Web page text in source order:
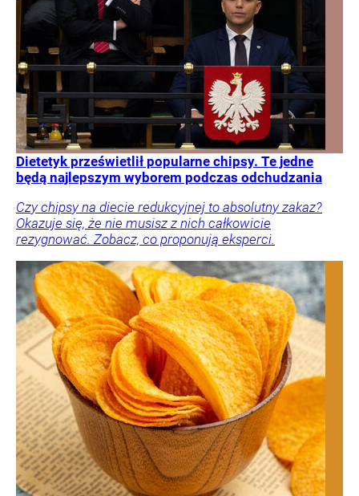
Dietetyk prześwietlił popularne chipsy. Te jedne
będą najlepszym wyborem podczas odchudzania
Czy chipsy na diecie redukcyjnej to absolutny zakaz?
Okazuje się, że nie musisz z nich całkowicie
rezygnować. Zobacz, co proponują eksperci.